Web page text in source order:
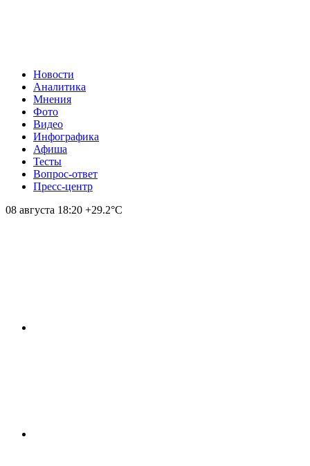
Новости
Аналитика
Мнения
Фото
Видео
Инфографика
Афиша
Тесты
Вопрос-ответ
Пресс-центр
08 августа 18:20 +29.2°С